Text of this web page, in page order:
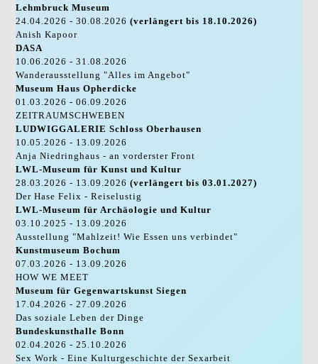
Lehmbruck Museum
24.04.2026 - 30.08.2026(verlängert bis 18.10.2026)
Anish Kapoor
DASA
10.06.2026 - 31.08.2026
Wanderausstellung "Alles im Angebot"
Museum Haus Opherdicke
01.03.2026 - 06.09.2026
ZEITRAUMSCHWEBEN
LUDWIGGALERIE Schloss Oberhausen
10.05.2026 - 13.09.2026
Anja Niedringhaus - an vorderster Front
LWL-Museum für Kunst und Kultur
28.03.2026 - 13.09.2026(verlängert bis 03.01.2027)
Der Hase Felix - Reiselustig
LWL-Museum für Archäologie und Kultur
03.10.2025 - 13.09.2026
Ausstellung "Mahlzeit! Wie Essen uns verbindet"
Kunstmuseum Bochum
07.03.2026 - 13.09.2026
HOW WE MEET
Museum für Gegenwartskunst Siegen
17.04.2026 - 27.09.2026
Das soziale Leben der Dinge
Bundeskunsthalle Bonn
02.04.2026 - 25.10.2026
Sex Work - Eine Kulturgeschichte der Sexarbeit